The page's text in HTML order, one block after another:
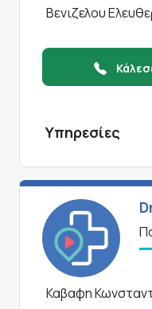
Βενιζελου
Υπηρεσίες
Καβαφη